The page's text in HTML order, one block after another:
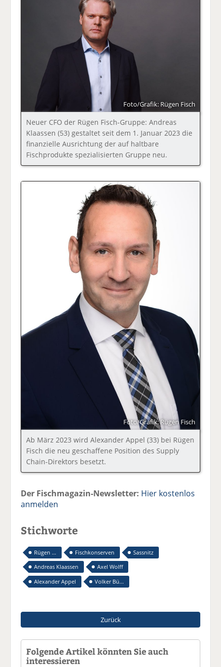
Foto/Grafik: Rügen Fisch
Neuer CFO der Rügen Fisch-Gruppe: Andreas
Klaassen (53) gestaltet seit dem 1. Januar 2023 die
finanzielle Ausrichtung der auf haltbare
Fischprodukte spezialisierten Gruppe neu.
Foto/Grafik: Rügen Fisch
Ab März 2023 wird Alexander Appel (33) bei Rügen
Fisch die neu geschaffene Position des Supply
Chain-Direktors besetzt.
Der Fischmagazin-Newsletter: Hier kostenlos
anmelden
Stichworte
Rügen ... Fischkonserven
Sassnitz
Andreas Klaassen
Axel Wolff
Alexander Appel
Volker Bü...
Zurück
Folgende Artikel könnten Sie auch
interessieren